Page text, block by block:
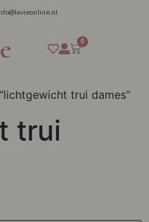
0
trui dames”
trui